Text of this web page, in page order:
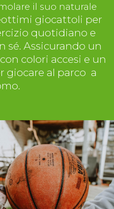
il suo naturale
ottimi giocattoli per
quotidiano e
sé. Assicurando un
colori accesi e un
giocare al parco a